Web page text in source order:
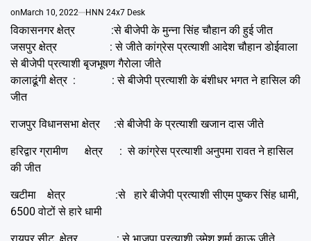
onMarch 10, 2022 HNN 24x7 Desk
विकासनगर क्षेत्र :से बीजेपी के मुन्ना सिंह चौहान की हुई जीत
जसपुर क्षेत्र : से जीते कांग्रेस प्रत्याशी आदेश चौहान डोईवाला
से बीजेपी प्रत्याशी बृजभूषण गैरोला जीते
कालाढूंगी क्षेत्र : : से बीजेपी प्रत्याशी के बंशीधर भगत ने हासिल की
जीत
राजपुर विधानसभा क्षेत्र :से बीजेपी के प्रत्याशी खजान दास जीते
हरिद्वार ग्रामीण क्षेत्र : से कांग्रेस प्रत्याशी अनुपमा रावत ने हासिल
की जीत
खटीमा क्षेत्र :से हारे बीजेपी प्रत्याशी सीएम पुष्कर सिंह धामी,
6500 वोटों से हारे धामी
रायपुर सीट क्षेत्र : से भाजपा प्रत्याशी उमेश शर्मा काऊ जीते